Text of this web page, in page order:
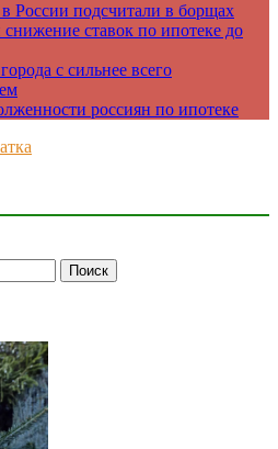
России подсчитали в борщах
ставок по ипотеке до
с сильнее всего
россиян по ипотеке